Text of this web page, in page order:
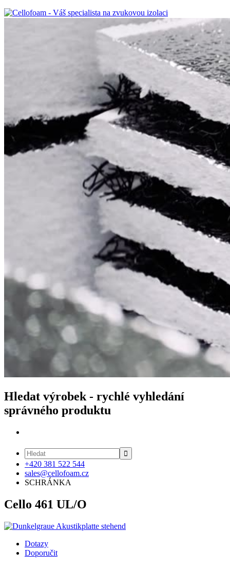
Hledat výrobek - rychlé vyhledání
správného produktu

+420 381 522 544
sales@cellofoam.cz
SCHRÁNKA
Cello 461 UL/O
Dotazy
Doporučit